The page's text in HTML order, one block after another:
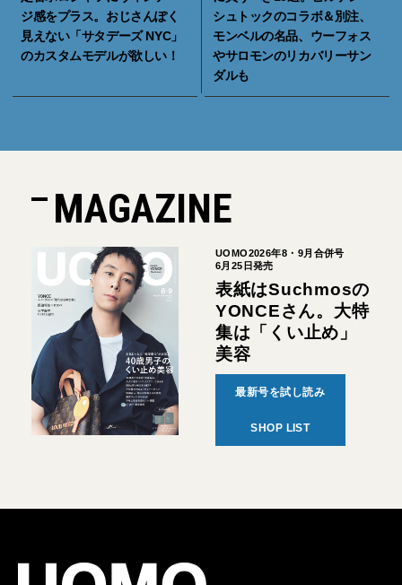
ジ感をプラス。おじさんぽく
見えない「サタデーズ NYC」
のカスタムモデルが欲しい！
シュトックのコラボ＆別注、
モンベルの名品、ウーフォス
やサロモンのリカバリーサン
ダルも
MAGAZINE
UOMO2026年8・9月合併号
6月25日発売
表紙はSuchmosの
YONCEさん。大特
集は「くい止め」
美容
最新号を試し読み
SHOP LIST